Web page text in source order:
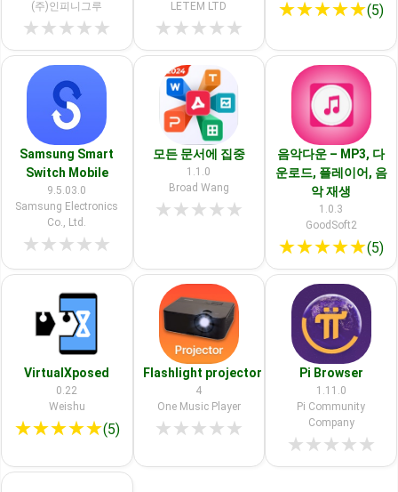
(주)인피니그루
★★★★★
LETEM LTD
★★★★★
★★★★★(5)
Samsung Smart
Switch Mobile
9.5.03.0
Samsung Electronics
Co., Ltd.
★★★★★
모든 문서에 집중
1.1.0
Broad Wang
★★★★★
음악다운 – MP3, 다
운로드, 플레이어, 음
악 재생
1.0.3
GoodSoft2
★★★★★(5)
VirtualXposed
0.22
Weishu
★★★★★(5)
Flashlight projector
4
One Music Player
★★★★★
Pi Browser
1.11.0
Pi Community
Company
★★★★★